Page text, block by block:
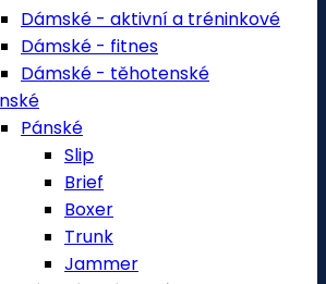
Dámské - aktivní a tréninkové
Dámské - fitnes
Dámské - těhotenské
Pánské
Slip
Brief
Boxer
Trunk
Jammer